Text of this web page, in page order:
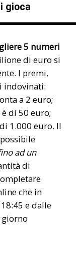
gioca
5 numeri
di euro si
I premi,
indovinati:
a 2 euro;
di 50 euro;
1.000 euro. Il
ad un
di
che in
e dalle
giorno